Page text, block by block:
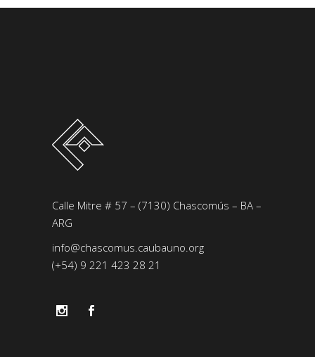
Calle Mitre # 57 – (7130) Chascomús – BA –
ARG
info@chascomus.caubauno.org
(+54) 9 221 423 28 21